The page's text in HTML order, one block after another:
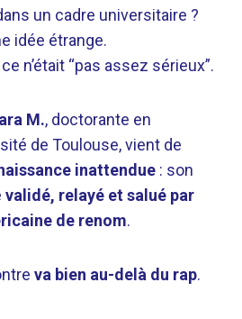
un cadre universitaire ?
idée étrange.
n’était “pas assez sérieux”.
M., doctorante en
de Toulouse, vient de
inattendue : son
validé, relayé et salué par
de renom.
va bien au-delà du rap.